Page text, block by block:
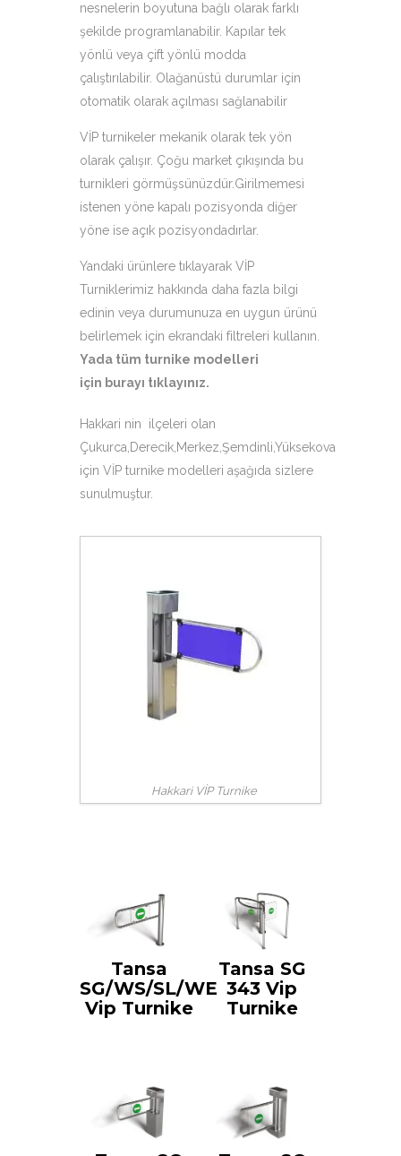
nesnelerin boyutuna bağlı olarak farklı
şekilde programlanabilir. Kapılar tek
yönlü veya çift yönlü modda
çalıştırılabilir. Olağanüstü durumlar için
otomatik olarak açılması sağlanabilir
VİP turnikeler mekanik olarak tek yön
olarak çalışır. Çoğu market çıkışında bu
turnikleri görmüşsünüzdür.Girilmemesi
istenen yöne kapalı pozisyonda diğer
yöne ise açık pozisyondadırlar.
Yandaki ürünlere tıklayarak VİP
Turniklerimiz hakkında daha fazla bilgi
edinin veya durumunuza en uygun ürünü
belirlemek için ekrandaki filtreleri kullanın.
Yada tüm turnike modelleri
için burayı tıklayınız.
Hakkari nin ilçeleri olan
Çukurca,Derecik,Merkez,Şemdinli,Yüksekova
için VİP turnike modelleri aşağıda sizlere
sunulmuştur.
Hakkari VİP Turnike
Tansa
SG/WS/SL/WE
Vip Turnike
Tansa SG
343 Vip
Turnike